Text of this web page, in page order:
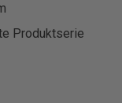
Produktserie